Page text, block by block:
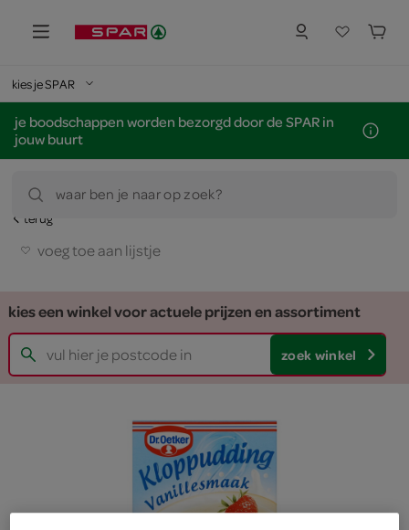
kies je SPAR
je boodschappen worden bezorgd door de SPAR in
jouw buurt
waar ben je naar op zoek?
terug
voeg toe aan lijstje
kies een winkel voor actuele prijzen en assortiment
zoek winkel